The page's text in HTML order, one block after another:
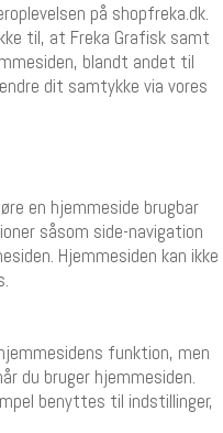
på shopfreka.dk.
til, at Freka Grafisk samt
blandt andet til
dit samtykke via vores
en hjemmeside brugbar
såsom side-navigation
Hjemmesiden kan ikke
funktion, men
du bruger hjemmesiden.
benyttes til indstillinger,